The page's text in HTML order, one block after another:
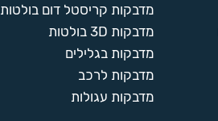
מדבקות קריסטל דום בולטות
מדבקות 3D בולטות
מדבקות בגלילים
מדבקות לרכב
מדבקות עגולות